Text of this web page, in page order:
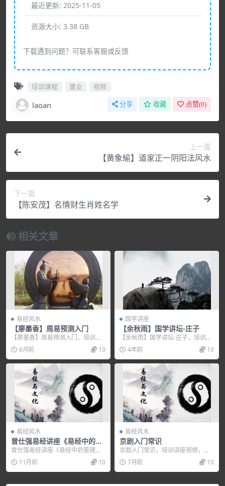
最近更新: 2025-11-05
资源大小: 3.38 GB
下载遇到问题？可联系客服或反馈
培训课程 建业 视频
laoan 分享 收藏 点赞(0)
上一篇
【黄象瑜】道家正一阴阳法风水
下一篇
【陈安茂】名情财生肖姓名学
相关文章
易经风水
【廖墨香】周易预测入门
【廖墨香】周易预测入门，培训讲
座视频，培训课程视频教程下载，
百度网盘资源分享下载...
6月前 10
国学讲座
【余秋雨】国学讲坛-庄子
【余秋雨】国学讲坛-庄子，培训讲
座视频，培训课程视频教程下载，
百度网盘资源分享下...
4年前 10
易经风水
曾仕强易经讲座《易经中的管
理智慧 三》视频讲座
曾仕强易经讲座《易经中的管理智
慧 三》视频讲座，培训讲座视频，
培训课程视频教程下...
11月前 10
易经风水
京剧入门常识
京剧入门常识，培训讲座视频，培
训课程视频教程下载，百度网盘资
源分享下载。
7月前 10